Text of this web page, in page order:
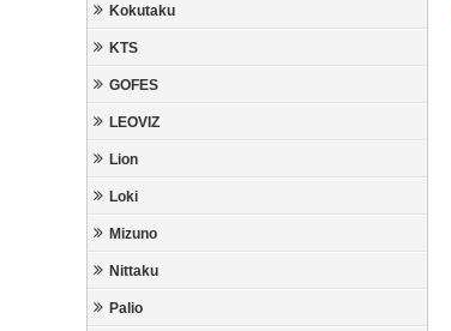
Kokutaku
KTS
GOFES
LEOVIZ
Lion
Loki
Mizuno
Nittaku
Palio